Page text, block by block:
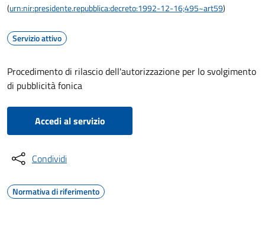
(urn:nir:presidente.repubblica:decreto:1992-12-16;495~art59)
Servizio attivo
Procedimento di rilascio dell'autorizzazione per lo svolgimento
di pubblicità fonica
Accedi al servizio
Condividi
Normativa di riferimento